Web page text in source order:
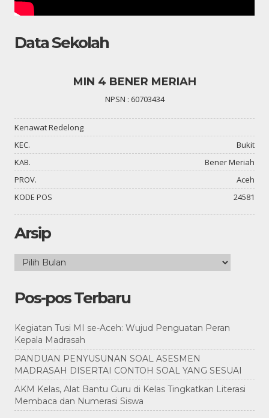
Data Sekolah
MIN 4 BENER MERIAH
NPSN : 60703434
Kenawat Redelong
KEC.
Bukit
KAB.
Bener Meriah
PROV.
Aceh
KODE POS
24581
Arsip
Arsip
Pos-pos Terbaru
Kegiatan Tusi MI se-Aceh: Wujud Penguatan Peran
Kepala Madrasah
PANDUAN PENYUSUNAN SOAL ASESMEN
MADRASAH DISERTAI CONTOH SOAL YANG SESUAI
AKM Kelas, Alat Bantu Guru di Kelas Tingkatkan Literasi
Membaca dan Numerasi Siswa